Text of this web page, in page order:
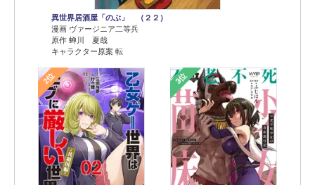
異世界居酒屋「のぶ」 （２２）
漫画 ヴァージニア二等兵
原作 蝉川 夏哉
キャラクター原案 転
2位 3位